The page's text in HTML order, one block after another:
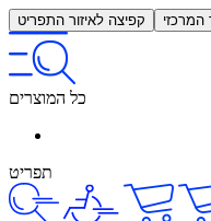
קפיצה לאיזור התפריט המרכזי
כל המוצרים
תפריט